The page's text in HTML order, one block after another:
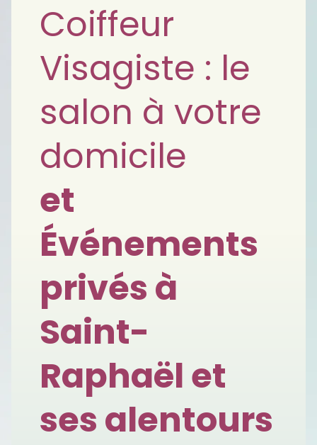
Coiffeur
Visagiste : le
salon à votre
domicile
et
Événements
privés à
Saint-
Raphaël et
ses alentours